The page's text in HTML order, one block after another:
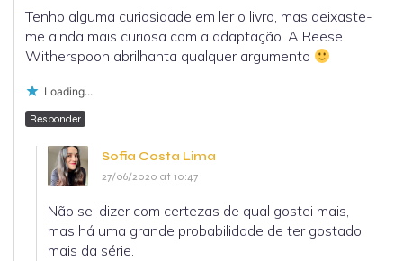
Tenho alguma curiosidade em ler o livro, mas deixaste-
me ainda mais curiosa com a adaptação. A Reese
Witherspoon abrilhanta qualquer argumento
Loading...
Responder
Sofia Costa Lima
27/06/2020 at 10:47
Não sei dizer com certezas de qual gostei mais,
mas há uma grande probabilidade de ter gostado
mais da série.